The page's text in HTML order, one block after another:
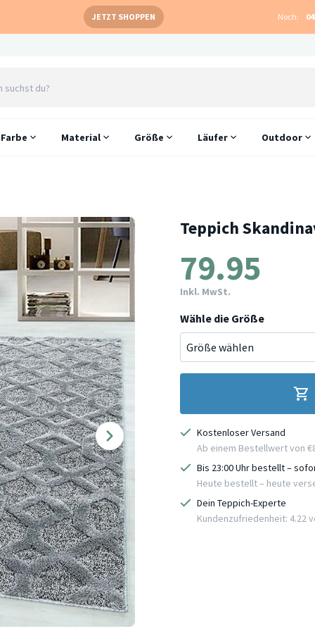
JETZT SHOPPEN Noch: 04
Farbe Material Größe Läufer Outdoor
Teppich
79.95
Inkl. MwSt.
Wähle die Größe
Kostenloser Versand
Ab einem Bestellwert von
Bis 23:00 Uhr bestellt –
Heute bestellt – heute
Dein Teppich-Experte
Kundenzufriedenheit: 4.22